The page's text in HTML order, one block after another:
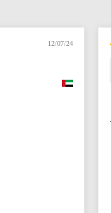
12/07/24